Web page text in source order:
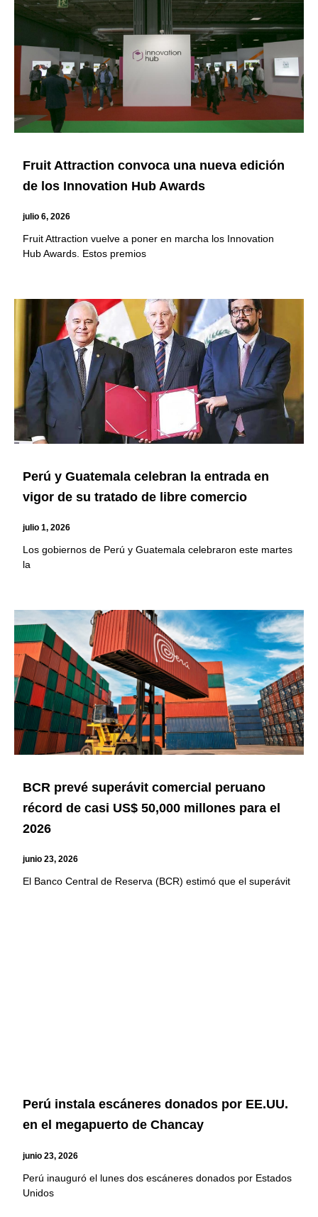
Fruit Attraction convoca una nueva edición
de los Innovation Hub Awards
julio 6, 2026
Fruit Attraction vuelve a poner en marcha los Innovation
Hub Awards. Estos premios
Perú y Guatemala celebran la entrada en
vigor de su tratado de libre comercio
julio 1, 2026
Los gobiernos de Perú y Guatemala celebraron este martes
la
BCR prevé superávit comercial peruano
récord de casi US$ 50,000 millones para el
2026
junio 23, 2026
El Banco Central de Reserva (BCR) estimó que el superávit
Perú instala escáneres donados por EE.UU.
en el megapuerto de Chancay
junio 23, 2026
Perú inauguró el lunes dos escáneres donados por Estados
Unidos